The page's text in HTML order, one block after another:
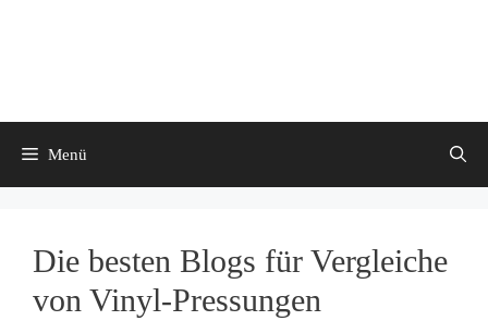
Menü
Die besten Blogs für Vergleiche
von Vinyl-Pressungen